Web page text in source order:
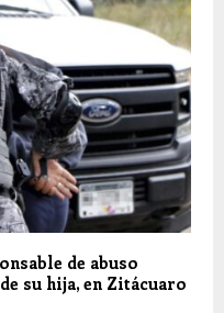
de abuso
su hija, en Zitácuaro